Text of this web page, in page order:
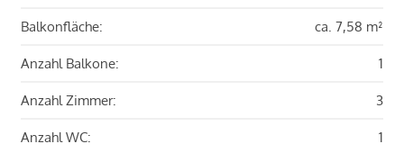
Balkonfläche: ca. 7,58 m²
Anzahl Balkone: 1
Anzahl Zimmer: 3
Anzahl WC: 1